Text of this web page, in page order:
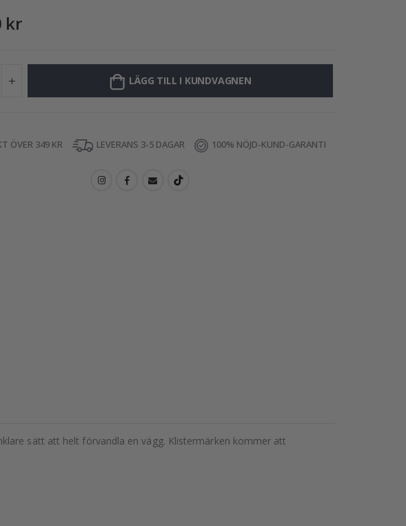
kr
LÄGG TILL I KUNDVAGNEN
ÖVER 349 KR LEVERANS 3-5 DAGAR 100% NÖJD-KUND-GARANTI
sätt att helt förvandla en vägg. Klistermärken kommer att